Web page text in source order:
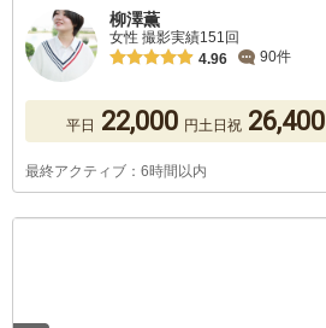
柳澤薫
女性 撮影実績151回
4.96
90件
平日 22,000 円土日祝 26,400
最終アクティブ：6時間以内